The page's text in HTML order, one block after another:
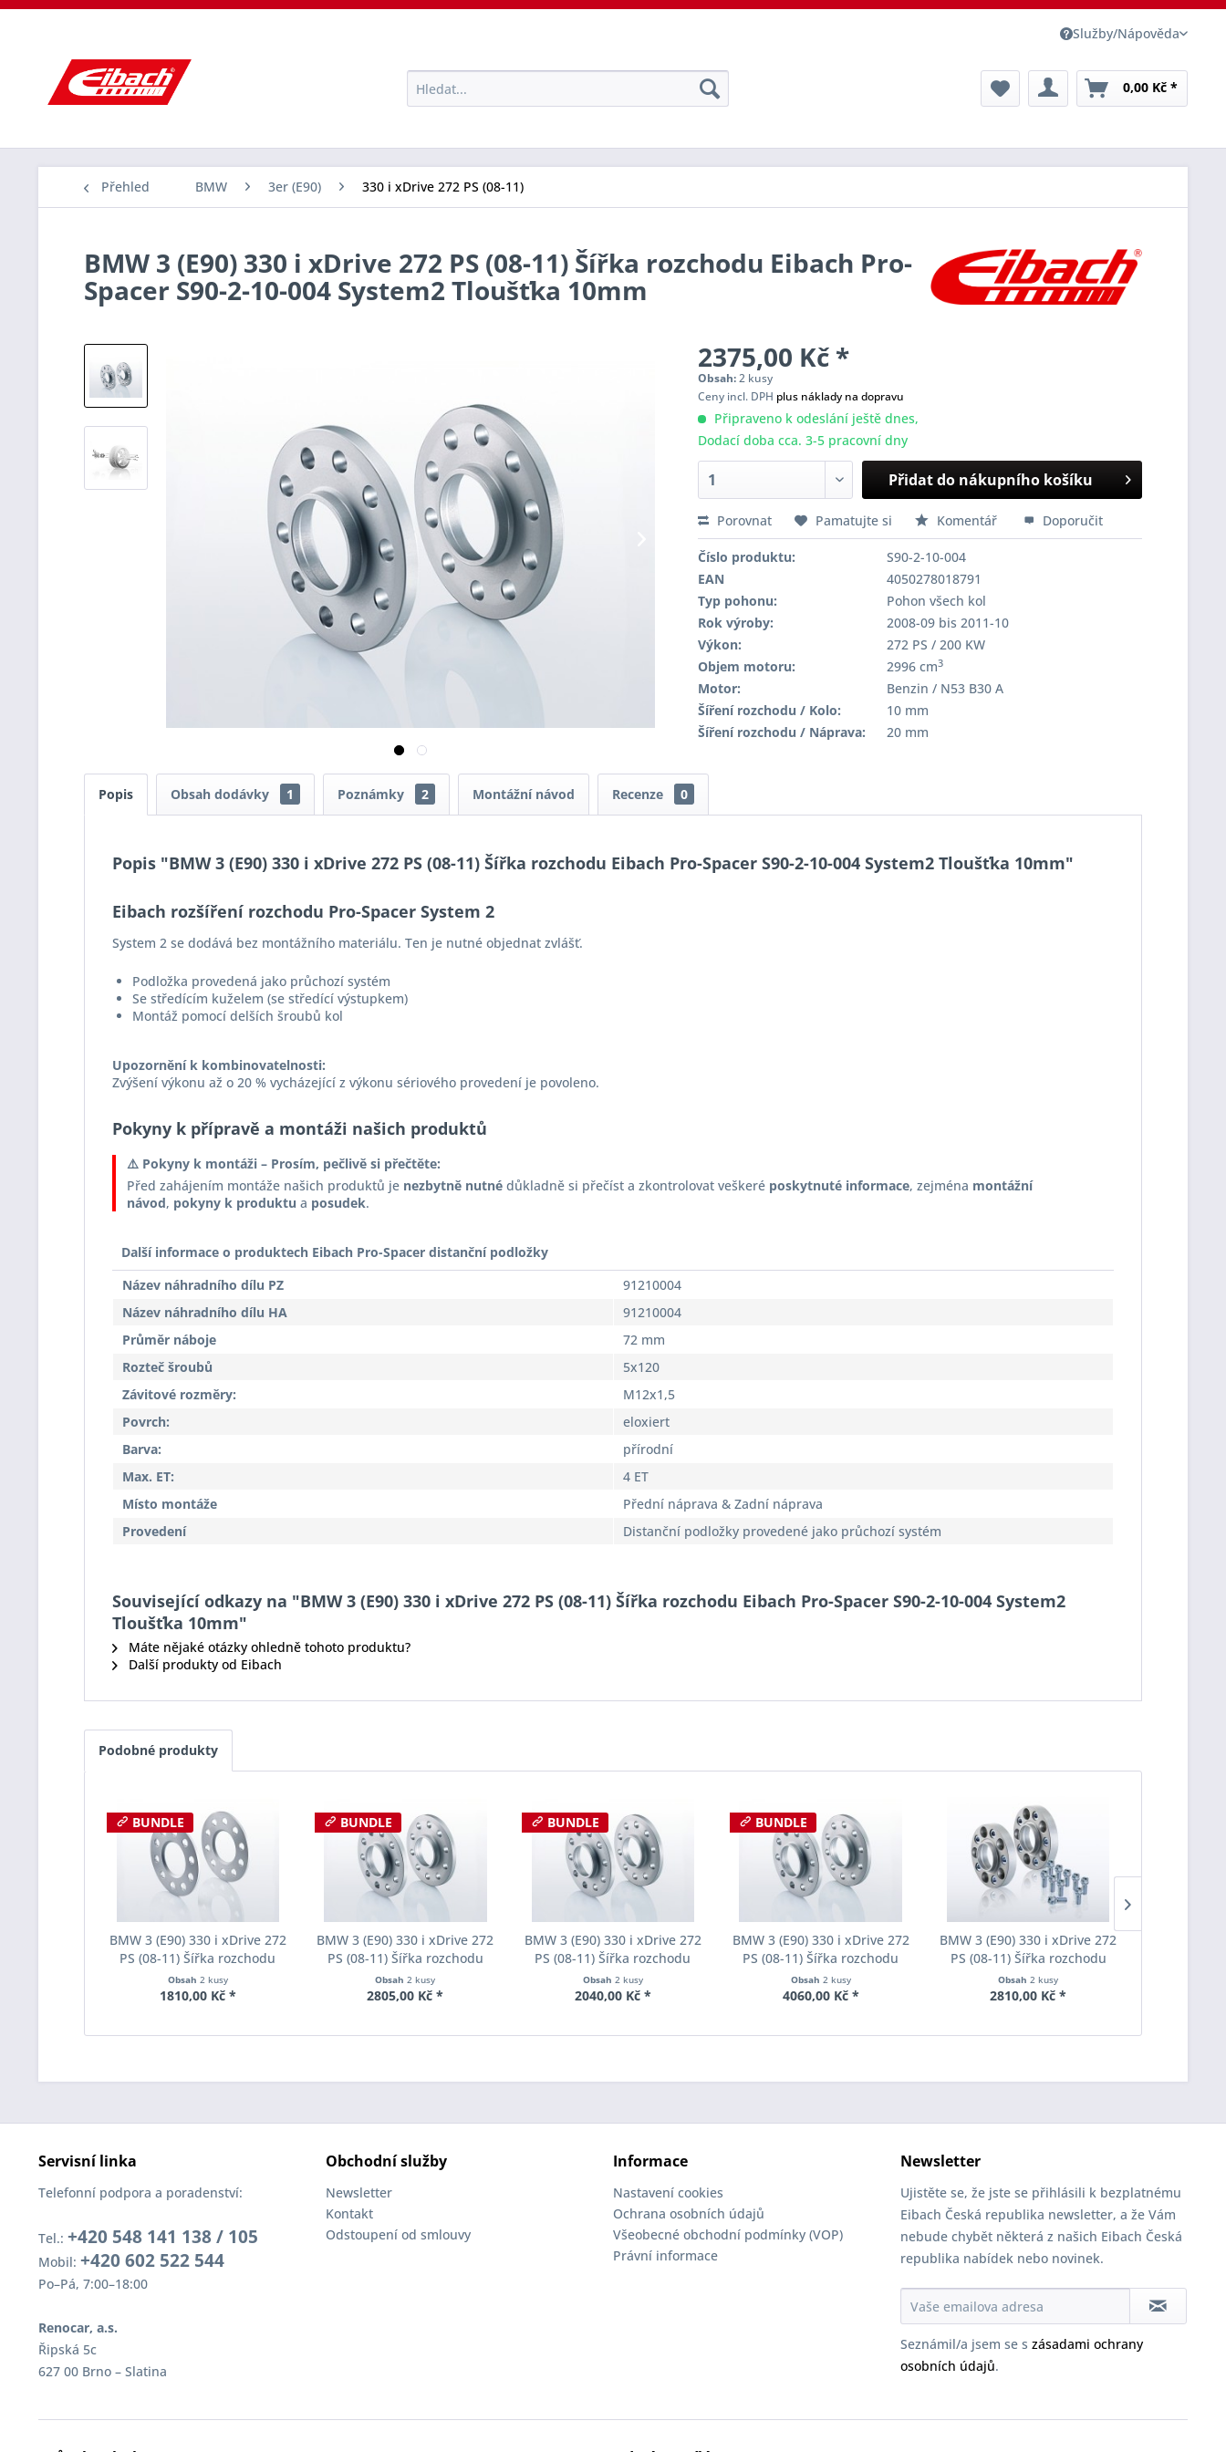
Služby/Nápověda
0,00 Kč *
Přehled BMW 3er (E90) 330 i xDrive 272 PS (08-11)
BMW 3 (E90) 330 i xDrive 272 PS (08-11) Šířka rozchodu Eibach Pro-
Spacer S90-2-10-004 System2 Tloušťka 10mm
2375,00 Kč *
Obsah:2 kusy
Ceny incl. DPH plus náklady na dopravu
Připraveno k odeslání ještě dnes,
Dodací doba cca. 3-5 pracovní dny
Přidat do nákupního košíku
Porovnat Pamatujte si Komentář Doporučit
Číslo produktu:
S90-2-10-004
EAN
4050278018791
Typ pohonu:
Pohon všech kol
Rok výroby:
2008-09 bis 2011-10
Výkon:
272 PS / 200 KW
Objem motoru:
2996 cm3
Motor:
Benzin / N53 B30 A
Šíření rozchodu / Kolo:
10 mm
Šíření rozchodu / Náprava:
20 mm
Popis Obsah dodávky 1 Poznámky 2 Montážní návod Recenze 0
Popis "BMW 3 (E90) 330 i xDrive 272 PS (08-11) Šířka rozchodu Eibach Pro-Spacer S90-2-10-004 System2 Tloušťka 10mm"
Eibach rozšíření rozchodu Pro-Spacer System 2
System 2 se dodává bez montážního materiálu. Ten je nutné objednat zvlášť.
Podložka provedená jako průchozí systém
Se středícím kuželem (se středící výstupkem)
Montáž pomocí delších šroubů kol
Upozornění k kombinovatelnosti:
Zvýšení výkonu až o 20 % vycházející z výkonu sériového provedení je povoleno.
Pokyny k přípravě a montáži našich produktů
⚠️ Pokyny k montáži – Prosím, pečlivě si přečtěte:
Před zahájením montáže našich produktů je nezbytně nutné důkladně si přečíst a zkontrolovat veškeré poskytnuté informace, zejména montážní
návod, pokyny k produktu a posudek.
Další informace o produktech Eibach Pro-Spacer distanční podložky
Název náhradního dílu PZ
91210004
Název náhradního dílu HA
91210004
Průměr náboje
72 mm
Rozteč šroubů
5x120
Závitové rozměry:
M12x1,5
Povrch:
eloxiert
Barva:
přírodní
Max. ET:
4 ET
Místo montáže
Přední náprava & Zadní náprava
Provedení
Distanční podložky provedené jako průchozí systém
Související odkazy na "BMW 3 (E90) 330 i xDrive 272 PS (08-11) Šířka rozchodu Eibach Pro-Spacer S90-2-10-004 System2
Tloušťka 10mm"
Máte nějaké otázky ohledně tohoto produktu?
Další produkty od Eibach
Podobné produkty
BUNDLE
BMW 3 (E90) 330 i xDrive 272
PS (08-11) Šířka rozchodu
Eibach Pro-Spacer S90-1-05-
017 System1 Tloušťka 5mm
Obsah 2 kusy
1810,00 Kč *
BUNDLE
BMW 3 (E90) 330 i xDrive 272
PS (08-11) Šířka rozchodu
Eibach Pro-Spacer S90-2-12-
002 System2 Tloušťka 12mm
Obsah2 kusy
2805,00 Kč *
BUNDLE
BMW 3 (E90) 330 i xDrive 272
PS (08-11) Šířka rozchodu
Eibach Pro-Spacer S90-2-15-
001 System2 Tloušťka 15mm
Obsah 2 kusy
2040,00 Kč *
BUNDLE
BMW 3 (E90) 330 i xDrive 272
PS (08-11) Šířka rozchodu
Eibach Pro-Spacer S90-2-20-
020 System2 Tloušťka 20mm
Obsah 2 kusy
4060,00 Kč *
BMW 3 (E90) 330 i xDrive 272
PS (08-11) Šířka rozchodu
Eibach Pro-Spacer S90-7-20-
010 System7 Tloušťka 20mm
Obsah2 kusy
2810,00 Kč *
Servisní linka
Telefonní podpora a poradenství:
Tel.: +420 548 141 138 / 105
Mobil: +420 602 522 544
Po–Pá, 7:00–18:00
Renocar, a.s.
Řipská 5c
627 00 Brno – Slatina
Obchodní služby
Newsletter
Kontakt
Odstoupení od smlouvy
Informace
Nastavení cookies
Ochrana osobních údajů
Všeobecné obchodní podmínky (VOP)
Právní informace
Newsletter
Ujistěte se, že jste se přihlásili k bezplatnému
Eibach Česká republika newsletter, a že Vám
nebude chybět některá z našich Eibach Česká
republika nabídek nebo novinek.
Seznámil/a jsem se s zásadami ochrany
osobních údajů.